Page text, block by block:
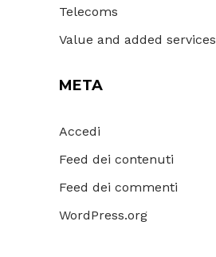
Telecoms
Value and added services
META
Accedi
Feed dei contenuti
Feed dei commenti
WordPress.org